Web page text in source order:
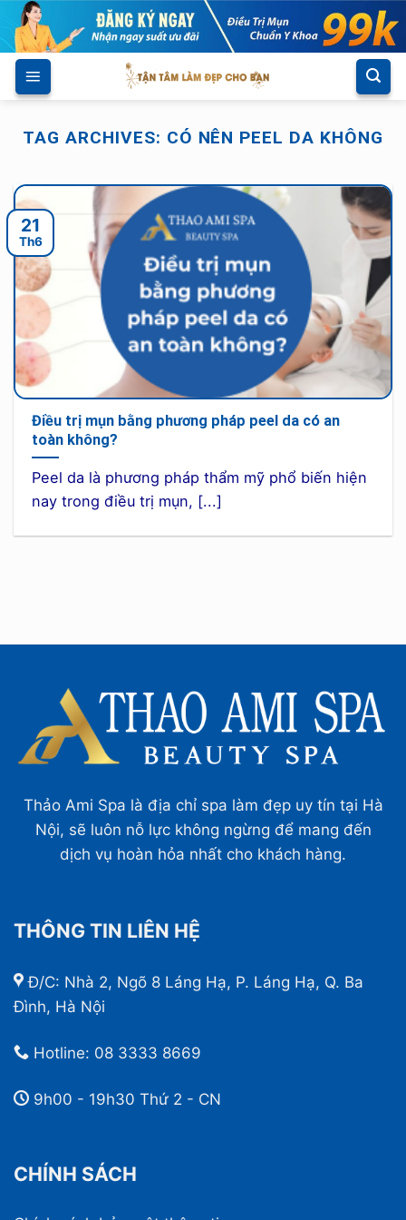
Skip
to
content
TAG ARCHIVES: CÓ NÊN PEEL DA KHÔNG
Điều trị mụn bằng phương pháp peel da có an
toàn không?
Peel da là phương pháp thẩm mỹ phổ biến hiện
nay trong điều trị mụn, [...]
21
Th6
Thảo Ami Spa là địa chỉ spa làm đẹp uy tín tại Hà
Nội, sẽ luôn nỗ lực không ngừng để mang đến
dịch vụ hoàn hỏa nhất cho khách hàng.
THÔNG TIN LIÊN HỆ
Đ/C: Nhà 2, Ngõ 8 Láng Hạ, P. Láng Hạ, Q. Ba
Đình, Hà Nội
Hotline: 08 3333 8669
9h00 - 19h30 Thứ 2 - CN
CHÍNH SÁCH